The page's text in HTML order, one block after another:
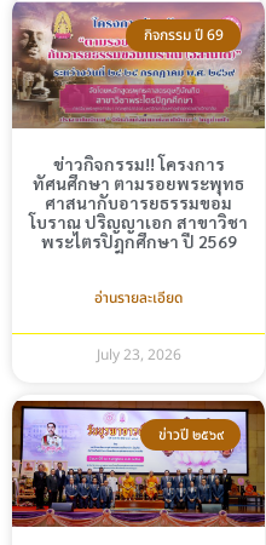
กิจกรรม ปี 69
ข่าวกิจกรรม!! โครงการ
ทัศนศึกษา ตามรอยพระพุทธ
ศาสนากับอารยธรรมขอม
โบราณ ปริญญาเอก สาขาวิชา
พระไตรปิฎกศึกษา ปี 2569
อ่านรายละเอียด
July 23, 2026
ข่าวปี ๒๕๖๙